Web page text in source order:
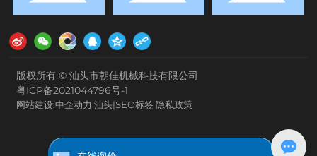
版权所有 © 汕头市朝佳机械科技有限公司
粤ICP备2021044796号-1
网站建设:中企动力 汕头|SEO标签 隐私政策